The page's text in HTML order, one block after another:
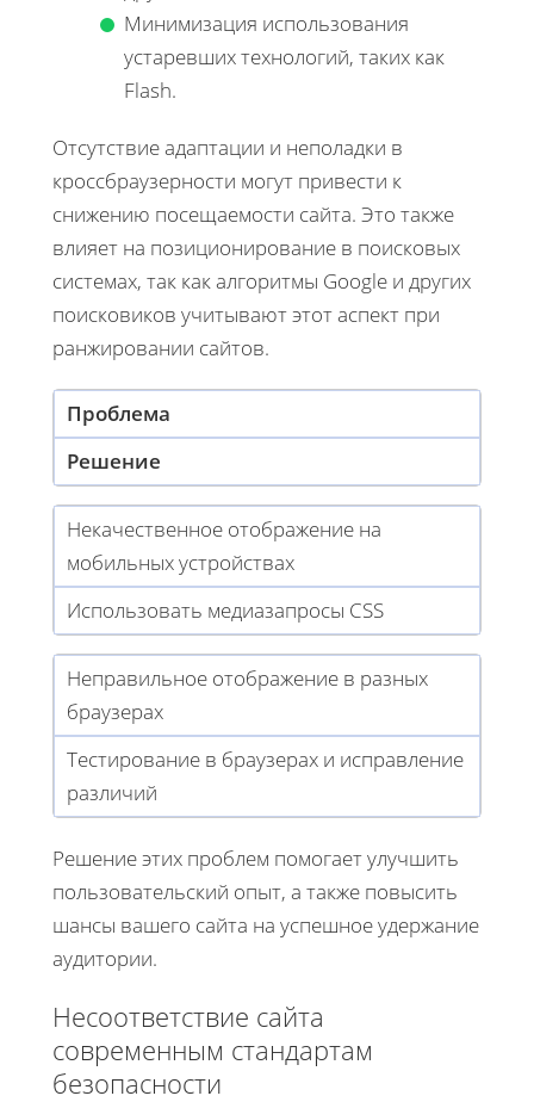
Минимизация использования
устаревших технологий, таких как
Flash.
Отсутствие адаптации и неполадки в
кроссбраузерности могут привести к
снижению посещаемости сайта. Это также
влияет на позиционирование в поисковых
системах, так как алгоритмы Google и других
поисковиков учитывают этот аспект при
ранжировании сайтов.
Проблема
Решение
Некачественное отображение на
мобильных устройствах
Использовать медиазапросы CSS
Неправильное отображение в разных
браузерах
Тестирование в браузерах и исправление
различий
Решение этих проблем помогает улучшить
пользовательский опыт, а также повысить
шансы вашего сайта на успешное удержание
аудитории.
Несоответствие сайта
современным стандартам
безопасности